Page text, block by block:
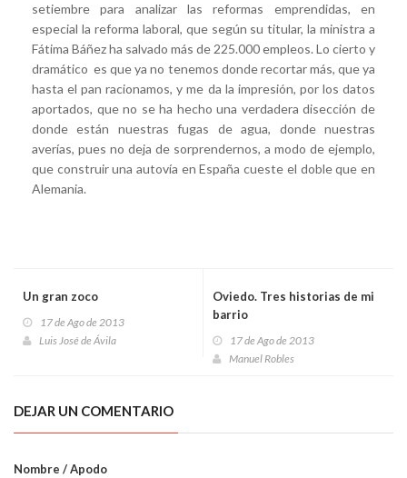
setiembre para analizar las reformas emprendidas, en
especial la reforma laboral, que según su titular, la ministra a
Fátima Báñez ha salvado más de 225.000 empleos. Lo cierto y
dramático es que ya no tenemos donde recortar más, que ya
hasta el pan racionamos, y me da la impresión, por los datos
aportados, que no se ha hecho una verdadera disección de
donde están nuestras fugas de agua, donde nuestras
averías, pues no deja de sorprendernos, a modo de ejemplo,
que construir una autovía en España cueste el doble que en
Alemania.
Un gran zoco
17 de Ago de 2013
Luis José de Ávila
Oviedo. Tres historias de mi
barrio
17 de Ago de 2013
Manuel Robles
DEJAR UN COMENTARIO
Nombre / Apodo